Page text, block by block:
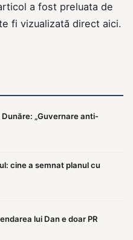
a fost preluata de
fi vizualizată direct aici.
„Guvernare anti-
cine a semnat planul cu
lui Dan e doar PR